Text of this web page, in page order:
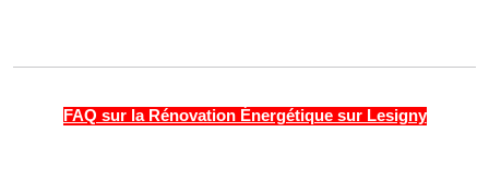
FAQ sur la Rénovation Énergétique sur Lesigny